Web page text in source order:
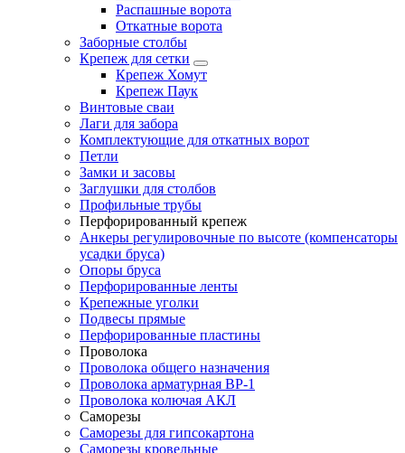
Распашные ворота
Откатные ворота
Заборные столбы
Крепеж для сетки
Крепеж Хомут
Крепеж Паук
Винтовые сваи
Лаги для забора
Комплектующие для откатных ворот
Петли
Замки и засовы
Заглушки для столбов
Профильные трубы
Перфорированный крепеж
Анкеры регулировочные по высоте (компенсаторы
усадки бруса)
Опоры бруса
Перфорированные ленты
Крепежные уголки
Подвесы прямые
Перфорированные пластины
Проволока
Проволока общего назначения
Проволока арматурная ВР-1
Проволока колючая АКЛ
Саморезы
Саморезы для гипсокартона
Саморезы кровельные